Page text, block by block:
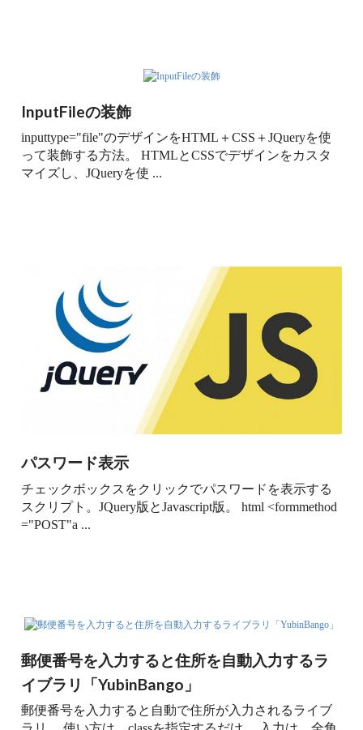
InputFileの装飾
inputtype="file"のデザインをHTML＋CSS＋JQueryを使
って装飾する方法。 HTMLとCSSでデザインをカスタ
マイズし、JQueryを使 ...
パスワード表示
チェックボックスをクリックでパスワードを表示する
スクリプト。JQuery版とJavascript版。 html <formmethod
="POST"a ...
郵便番号を入力すると住所を自動入力するラ
イブラリ「YubinBango」
郵便番号を入力すると自動で住所が入力されるライブ